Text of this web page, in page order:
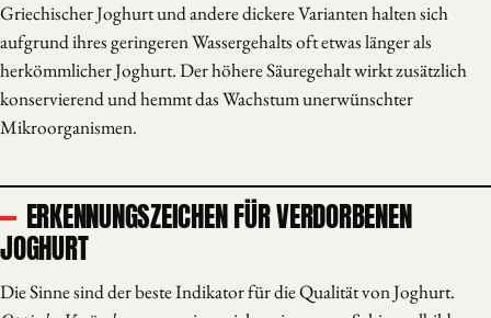
Griechischer Joghurt und andere dickere Varianten halten sich
aufgrund ihres geringeren Wassergehalts oft etwas länger als
herkömmlicher Joghurt. Der höhere Säuregehalt wirkt zusätzlich
konservierend und hemmt das Wachstum unerwünschter
Mikroorganismen.
ERKENNUNGSZEICHEN FÜR VERDORBENEN
JOGHURT
Die Sinne sind der beste Indikator für die Qualität von Joghurt.